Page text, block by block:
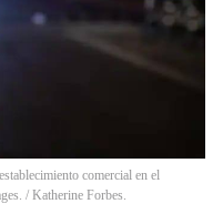
comercial en el
/ Katherine Forbes.